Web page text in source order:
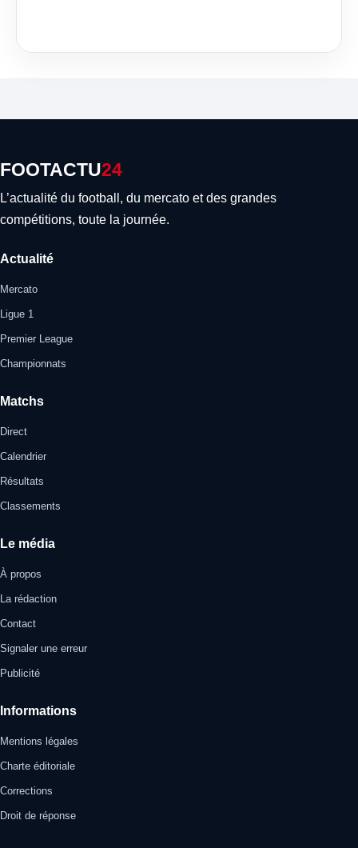
FOOTACTU24
L’actualité du football, du mercato et des grandes
compétitions, toute la journée.
Actualité
Mercato
Ligue 1
Premier League
Championnats
Matchs
Direct
Calendrier
Résultats
Classements
Le média
À propos
La rédaction
Contact
Signaler une erreur
Publicité
Informations
Mentions légales
Charte éditoriale
Corrections
Droit de réponse